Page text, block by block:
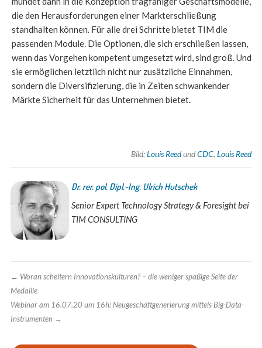
die den Herausforderungen einer Markterschließung
standhalten können. Für alle drei Schritte bietet TIM die
passenden Module. Die Optionen, die sich erschließen lassen,
wenn das Vorgehen kompetent umgesetzt wird, sind groß. Und
sie ermöglichen letztlich nicht nur zusätzliche Einnahmen,
sondern die Diversifizierung, die in Zeiten schwankender
Märkte Sicherheit für das Unternehmen bietet.
Bild:Louis ReedundCDC,Louis Reed
Dr. rer. pol. Dipl.-Ing. Ulrich Hutschek
Senior Expert Technology Strategy & Foresight bei
TIM CONSULTING
← Woran scheitern Innovationskulturen? – die weniger spaßige Seite der
Medaille
Webinar am 16.07.20 um 16h: Neugeschäftgenerierung mittels Big-Data-
Instrumenten→